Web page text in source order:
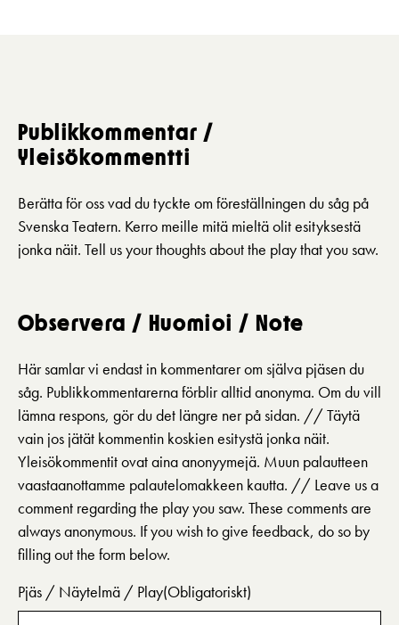
Nyhetsbrev
Svenska Teatern Live
Publikkommentar /
Yleisökommentti
Berätta för oss vad du tyckte om föreställningen du såg på
Svenska Teatern. Kerro meille mitä mieltä olit esityksestä
jonka näit. Tell us your thoughts about the play that you saw.
Observera / Huomioi / Note
Här samlar vi endast in kommentarer om själva pjäsen du
såg. Publikkommentarerna förblir alltid anonyma. Om du vill
lämna respons, gör du det längre ner på sidan. // Täytä
vain jos jätät kommentin koskien esitystä jonka näit.
Yleisökommentit ovat aina anonyymejä. Muun palautteen
vaastaanottamme palautelomakkeen kautta. // Leave us a
comment regarding the play you saw. These comments are
always anonymous. If you wish to give feedback, do so by
filling out the form below.
Pjäs / Näytelmä / Play(Obligatoriskt)